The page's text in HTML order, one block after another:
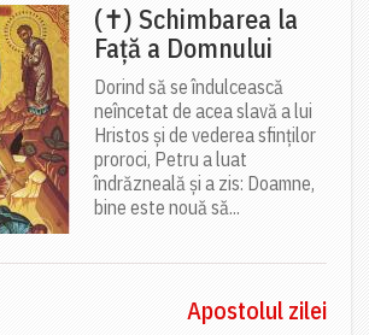
(✝) Schimbarea la
Față a Domnului
Dorind să se îndulcească
neîncetat de acea slavă a lui
Hristos și de vederea sfinților
proroci, Petru a luat
îndrăzneală și a zis: Doamne,
bine este nouă să...
Apostolul zilei